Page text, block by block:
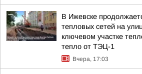
В Ижевске
тепловых сетей на
ключевом участке
тепло от ТЭЦ-1
Вчера, 17:03